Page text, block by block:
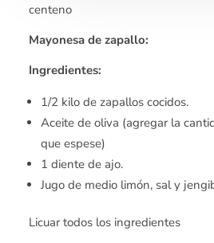
centeno
Mayonesa de zapallo:
Ingredientes:
1/2 kilo de zapallos cocidos.
Aceite de oliva (agregar la
que espese)
1 diente de ajo.
Jugo de medio limón, sal y
Licuar todos los ingredientes